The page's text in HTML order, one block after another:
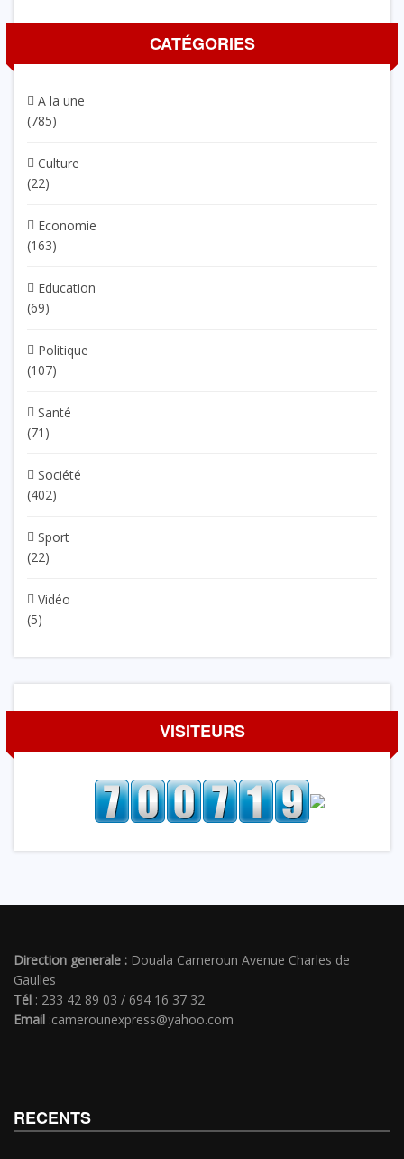
CATÉGORIES
A la une
(785)
Culture
(22)
Economie
(163)
Education
(69)
Politique
(107)
Santé
(71)
Société
(402)
Sport
(22)
Vidéo
(5)
VISITEURS
Direction generale : Douala Cameroun Avenue Charles de
Gaulles
Tél : 233 42 89 03 / 694 16 37 32
Email :camerounexpress@yahoo.com
RECENTS